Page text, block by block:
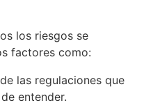
los riesgos se
factores como:
las regulaciones que
entender.